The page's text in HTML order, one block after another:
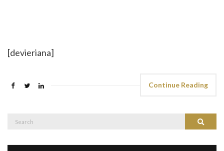
[devieriana]
Continue Reading
Search
Search